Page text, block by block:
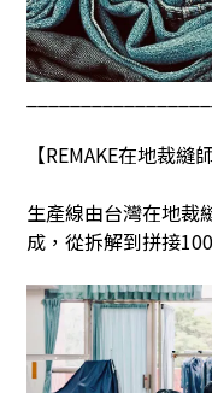
【REMAKE在地裁縫
生產線由台灣在地裁
成，從拆解到拼接